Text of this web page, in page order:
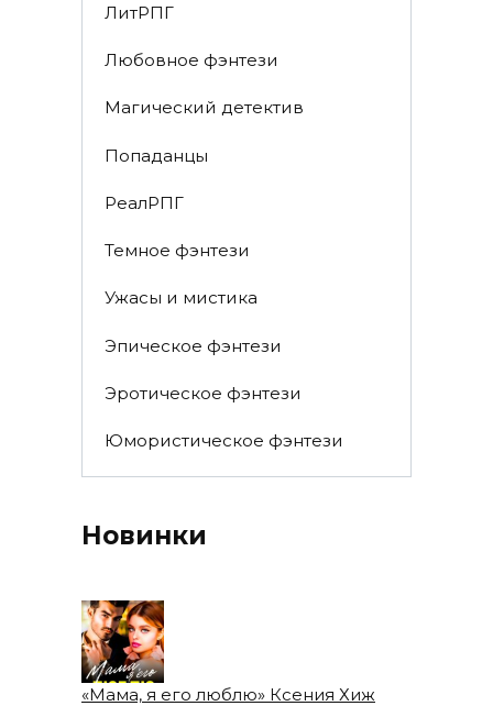
ЛитРПГ
Любовное фэнтези
Магический детектив
Попаданцы
РеалРПГ
Темное фэнтези
Ужасы и мистика
Эпическое фэнтези
Эротическое фэнтези
Юмористическое фэнтези
Новинки
«Мама, я его люблю» Ксения Хиж